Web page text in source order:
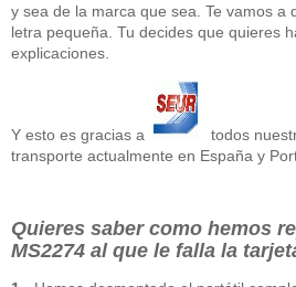
y sea de la marca que sea. Te vamos a
letra pequeña. Tu decides que quieres
explicaciones.
Y esto es gracias a
todos
transporte actualmente en España y
Quieres saber como hemos
MS2274 al que le falla la